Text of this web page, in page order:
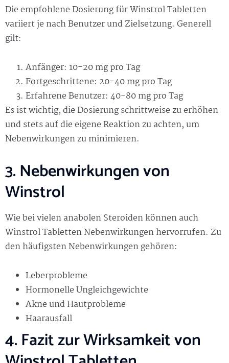
Die empfohlene Dosierung für Winstrol Tabletten
variiert je nach Benutzer und Zielsetzung. Generell
gilt:
Anfänger: 10-20 mg pro Tag
Fortgeschrittene: 20-40 mg pro Tag
Erfahrene Benutzer: 40-80 mg pro Tag
Es ist wichtig, die Dosierung schrittweise zu erhöhen
und stets auf die eigene Reaktion zu achten, um
Nebenwirkungen zu minimieren.
3. Nebenwirkungen von
Winstrol
Wie bei vielen anabolen Steroiden können auch
Winstrol Tabletten Nebenwirkungen hervorrufen. Zu
den häufigsten Nebenwirkungen gehören:
Leberprobleme
Hormonelle Ungleichgewichte
Akne und Hautprobleme
Haarausfall
4. Fazit zur Wirksamkeit von